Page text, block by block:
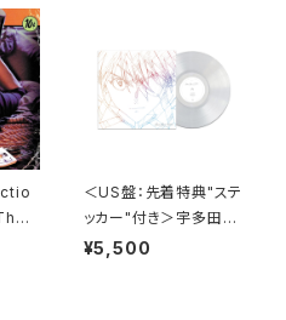
＜US盤：先着特典"ステ
ッカー"付き＞宇多田ヒ
カル - One Last Kiss
¥5,500